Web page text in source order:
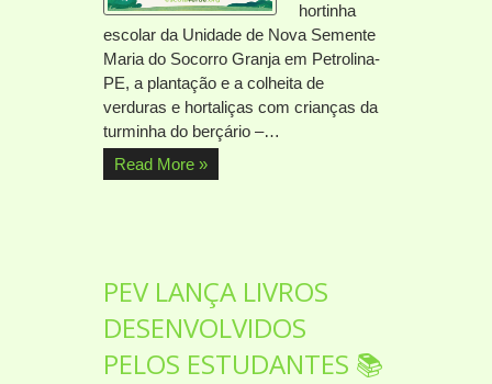
hortinha
escolar da Unidade de Nova Semente
Maria do Socorro Granja em Petrolina-
PE, a plantação e a colheita de
verduras e hortaliças com crianças da
turminha do berçário –…
Read More »
PEV LANÇA LIVROS
DESENVOLVIDOS
PELOS ESTUDANTES 📚